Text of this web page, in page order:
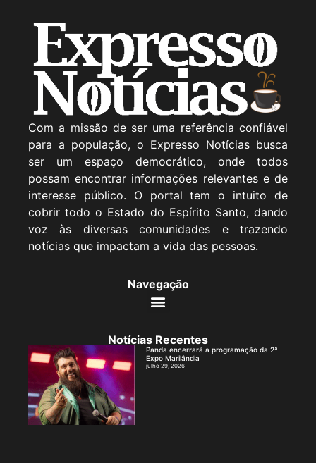
Com a missão de ser uma referência confiável
para a população, o Expresso Notícias busca
ser um espaço democrático, onde todos
possam encontrar informações relevantes e de
interesse público. O portal tem o intuito de
cobrir todo o Estado do Espírito Santo, dando
voz às diversas comunidades e trazendo
notícias que impactam a vida das pessoas.
Navegação
Notícias Recentes
Panda encerrará a programação da 2ª
Expo Marilândia
julho 29, 2026